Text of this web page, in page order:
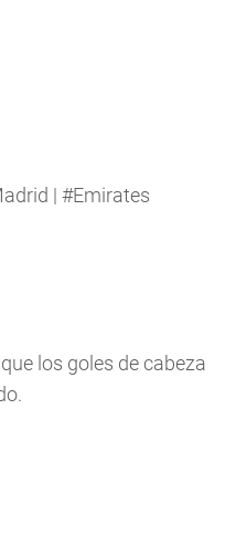
| #Emirates
los goles de cabeza